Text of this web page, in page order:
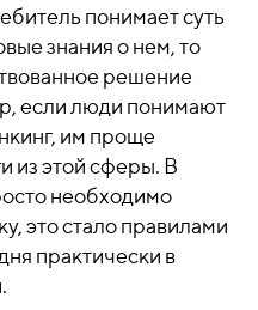
понимает суть
знания о нем, то
решение
если люди понимают
им проще
из этой сферы. В
необходимо
это стало правилами
практически в